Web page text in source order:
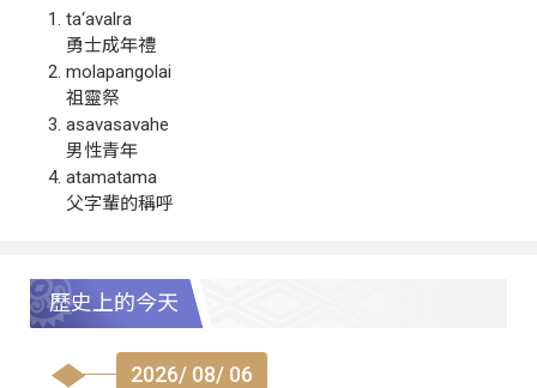
ta‘avalra
勇士成年禮
molapangolai
祖靈祭
asavasavahe
男性青年
atamatama
父字輩的稱呼
歷史上的今天
2026/ 08/ 06